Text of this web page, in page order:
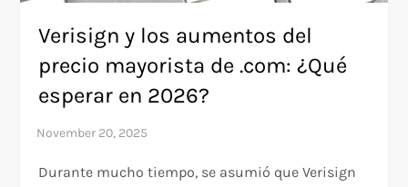
Verisign y los aumentos del
precio mayorista de .com: ¿Qué
esperar en 2026?
Durante mucho tiempo, se asumió que Verisign